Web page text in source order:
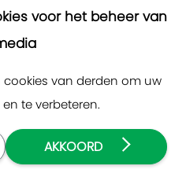
zoek bij de stichting
per jaar willen
voor het beheer van
cookies van derden om uw
te verbeteren.
AKKOORD